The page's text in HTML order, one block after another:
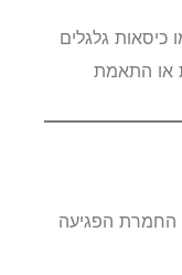
כיסאות גלגלים
או התאמת
החמרת הפגיעה